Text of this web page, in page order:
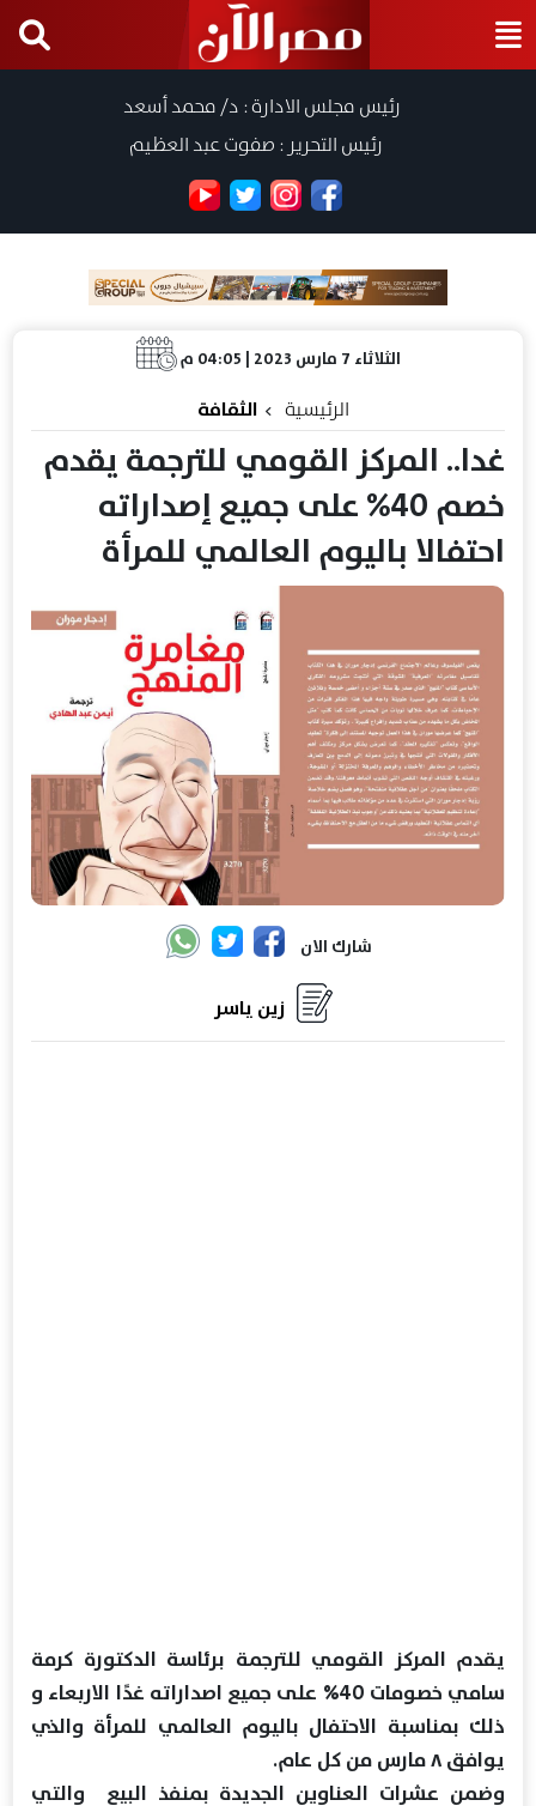
رئيس مجلس الادارة : د/ محمد أسعد
رئيس التحرير : صفوت عبد العظيم
الثلاثاء 7 مارس 2023 | 04:05 م
الرئيسية الثقافة
غدا.. المركز القومي للترجمة يقدم
خصم 40% على جميع إصداراته
احتفالا باليوم العالمي للمرأة
شارك الان
زين ياسر
يقدم المركز القومي للترجمة برئاسة الدكتورة كرمة
سامي خصومات 40% على جميع اصداراته غدًا الاربعاء و
ذلك بمناسبة الاحتفال باليوم العالمي للمرأة والذي
يوافق ٨ مارس من كل عام.
وضمن عشرات العناوين الجديدة بمنفذ البيع والتي